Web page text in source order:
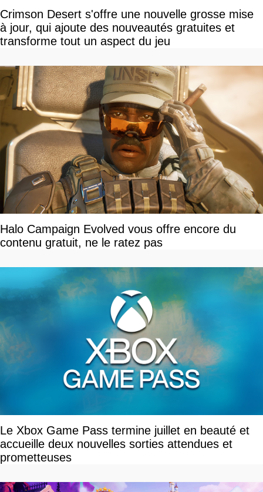
Crimson Desert s'offre une nouvelle grosse mise
à jour, qui ajoute des nouveautés gratuites et
transforme tout un aspect du jeu
Halo Campaign Evolved vous offre encore du
contenu gratuit, ne le ratez pas
Le Xbox Game Pass termine juillet en beauté et
accueille deux nouvelles sorties attendues et
prometteuses